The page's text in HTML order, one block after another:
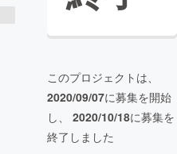
このプロジェクトは、
2020/09/07に募集を開始
し、 2020/10/18に募集を
終了しました